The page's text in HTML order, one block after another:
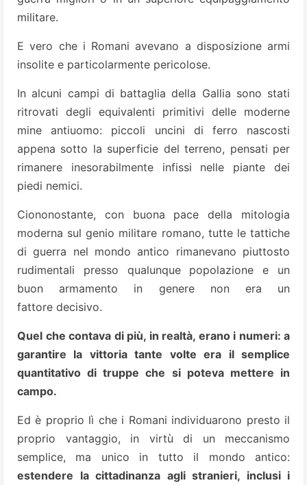
militare.
E vero che i Romani avevano a disposizione armi
insolite e particolarmente pericolose.
In alcuni campi di battaglia della Gallia sono stati
ritrovati degli equivalenti primitivi delle moderne
mine antiuomo: piccoli uncini di ferro nascosti
appena sotto la superficie del terreno, pensati per
rimanere inesorabilmente infissi nelle piante dei
piedi nemici.
Ciononostante, con buona pace della mitologia
moderna sul genio militare romano, tutte le tattiche
di guerra nel mondo antico rimanevano piuttosto
rudimentali presso qualunque popolazione e un
buon armamento in genere non era un
fattore decisivo.
Quel che contava di più, in realtà, erano i numeri: a
garantire la vittoria tante volte era il semplice
quantitativo di truppe che si poteva mettere in
campo.
Ed è proprio lì che i Romani individuarono presto il
proprio vantaggio, in virtù di un meccanismo
semplice, ma unico in tutto il mondo antico:
estendere la cittadinanza agli stranieri, inclusi i